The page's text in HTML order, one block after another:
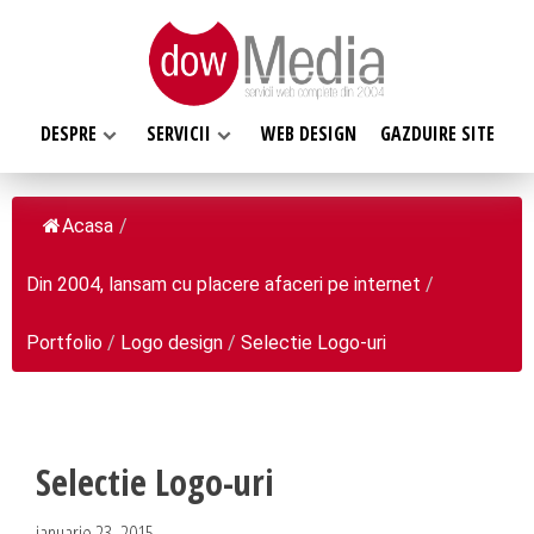
DESPRE SERVICII WEB DESIGN GAZDUIRE SITE
DESPRE NOI
Despre noi
Clientii nostri
SERVICII WEB
Web design
Web Hosting, Gazduire site
Inregistrari, Rezervari domenii
Acasa /
Din 2004, lansam cu placere afaceri pe internet /
Portfolio / Logo design / Selectie Logo-uri
Selectie Logo-uri